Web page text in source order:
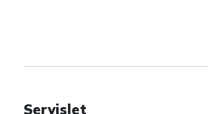
Servislet